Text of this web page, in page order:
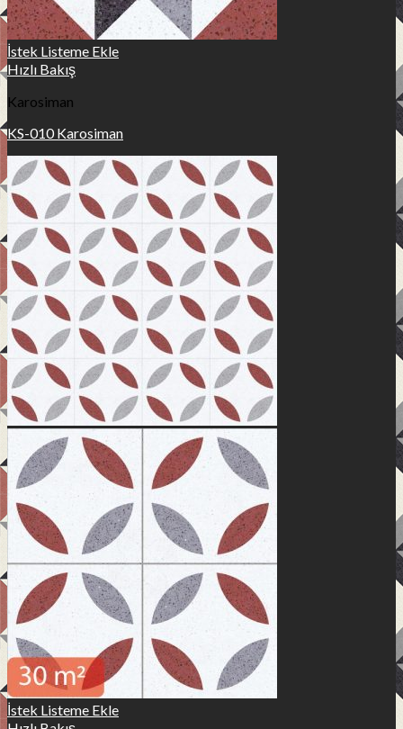
İstek Listeme Ekle
Hızlı Bakış
Karosiman
KS-010 Karosiman
İstek Listeme Ekle